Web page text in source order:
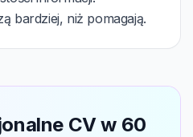
bardziej, niż pomagają.
CV w 60